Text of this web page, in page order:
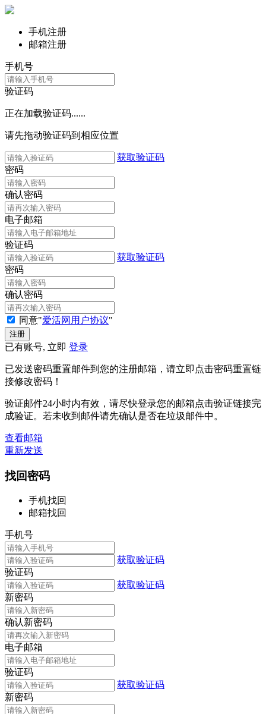
手机注册
邮箱注册
手机号
验证码
正在加载验证码......
请先拖动验证码到相应位置
获取验证码
密码
确认密码
电子邮箱
验证码
获取验证码
密码
确认密码
同意"爱活网用户协议"
已有账号, 立即 登录
已发送密码重置邮件到您的注册邮箱，请立即点击密码重置链
接修改密码！
验证邮件24小时内有效，请尽快登录您的邮箱点击验证链接完
成验证。若未收到邮件请先确认是否在垃圾邮件中。
查看邮箱
重新发送
找回密码
手机找回
邮箱找回
手机号
获取验证码
验证码
获取验证码
新密码
确认新密码
电子邮箱
验证码
获取验证码
新密码